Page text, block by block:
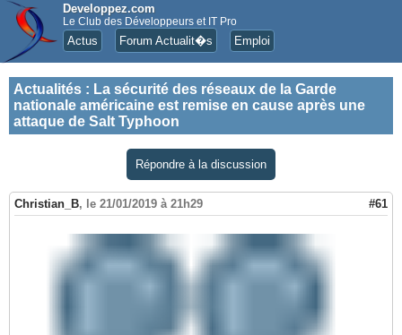
Developpez.com
Le Club des Développeurs et IT Pro
Actus Forum Actualit�s Emploi
Actualités : La sécurité des réseaux de la Garde
nationale américaine est remise en cause après une
attaque de Salt Typhoon
Répondre à la discussion
Christian_B, le 21/01/2019 à 21h29 #61